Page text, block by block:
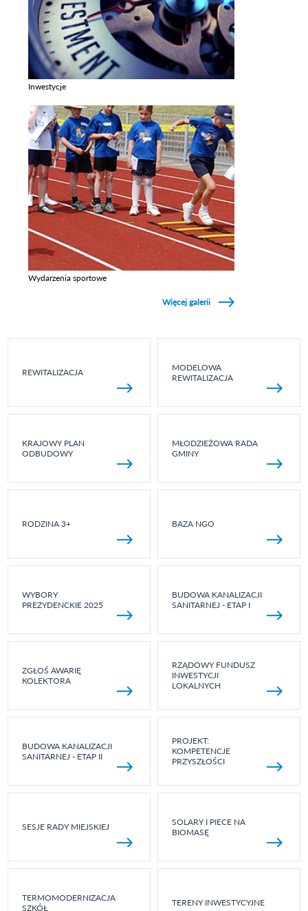
Inwestycje
Wydarzenia sportowe
Więcej galerii
REWITALIZACJA
MODELOWA
REWITALIZACJA
KRAJOWY PLAN
ODBUDOWY
MŁODZIEŻOWA RADA
GMINY
RODZINA 3+ BAZA NGO
WYBORY
PREZYDENCKIE 2025
BUDOWA KANALIZACJI
SANITARNEJ - ETAP I
ZGŁOŚ AWARIĘ
KOLEKTORA
RZĄDOWY FUNDUSZ
INWESTYCJI
LOKALNYCH
BUDOWA KANALIZACJI
SANITARNEJ - ETAP II
PROJEKT:
KOMPETENCJE
PRZYSZŁOŚCI
SESJE RADY MIEJSKIEJ
SOLARY I PIECE NA
BIOMASĘ
TERMOMODERNIZACJA
SZKÓŁ
TERENY INWESTYCYJNE